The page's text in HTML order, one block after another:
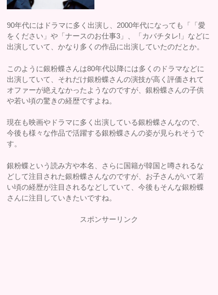
90年代にはドラマに多く出演し、2000年代になっても「「愛
をください」や「ナースのお仕事3」、「カバチタレ!」などに
出演していて、かなり多くの作品に出演していたのだとか。
このように銀粉蝶さんは80年代以降には多くのドラマなどに
出演していて、それだけ銀粉蝶さんの演技が高く評価されて
オファーが絶えなかったようなのですが、銀粉蝶さんの子供
や若い頃の驚きの経歴ですよね。
現在も映画やドラマに多く出演している銀粉蝶さんなので、
今後も様々な作品で活躍する銀粉蝶さんの姿が見られそうで
す。
銀粉蝶という読み方や本名、さらに国籍が韓国と噂されるな
どして注目された銀粉蝶さんなのですが、お子さんがいて若
い頃の経歴が注目されるなどしていて、今後もそんな銀粉蝶
さんに注目していきたいですね。
スポンサーリンク